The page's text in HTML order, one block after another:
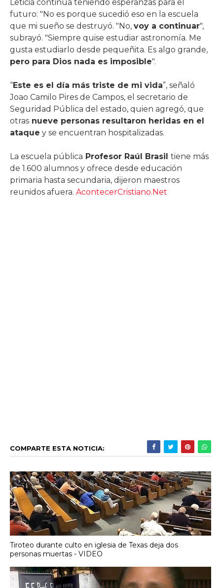
Leticia continúa teniendo esperanzas para el
futuro: "No es porque sucedió eso en la escuela
que mi sueño se destruyó. "No, voy a continuar",
subrayó. "Siempre quise estudiar astronomía. Me
gusta estudiarlo desde pequeñita. Es algo grande,
pero para Dios nada es imposible".
“Este es el día más triste de mi vida”, señaló
Joao Camilo Pires de Campos, el secretario de
Seguridad Pública del estado, quien agregó, que
otras nueve personas resultaron heridas en el
ataque y se encuentran hospitalizadas.
La escuela pública Profesor Raúl Brasil tiene más
de 1.600 alumnos y ofrece desde educación
primaria hasta secundaria, dijeron maestros
reunidos afuera. AcontecerCristiano.Net
COMPARTE ESTA NOTICIA:
Tiroteo durante culto en iglesia de Texas deja dos
personas muertas - VIDEO